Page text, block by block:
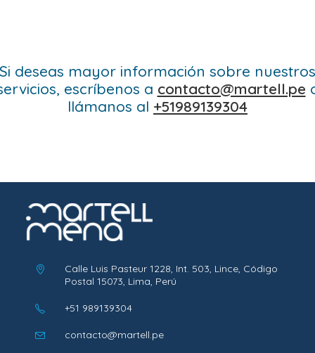
Si deseas mayor información sobre nuestros
escríbenos a contacto@martell.pe
llámanos al +51989139304
Calle Luis Pasteur 1228, Int. 503, Lince, Código
Postal 15073, Lima, Perú
+51 989139304
abre
contacto@martell.peSe